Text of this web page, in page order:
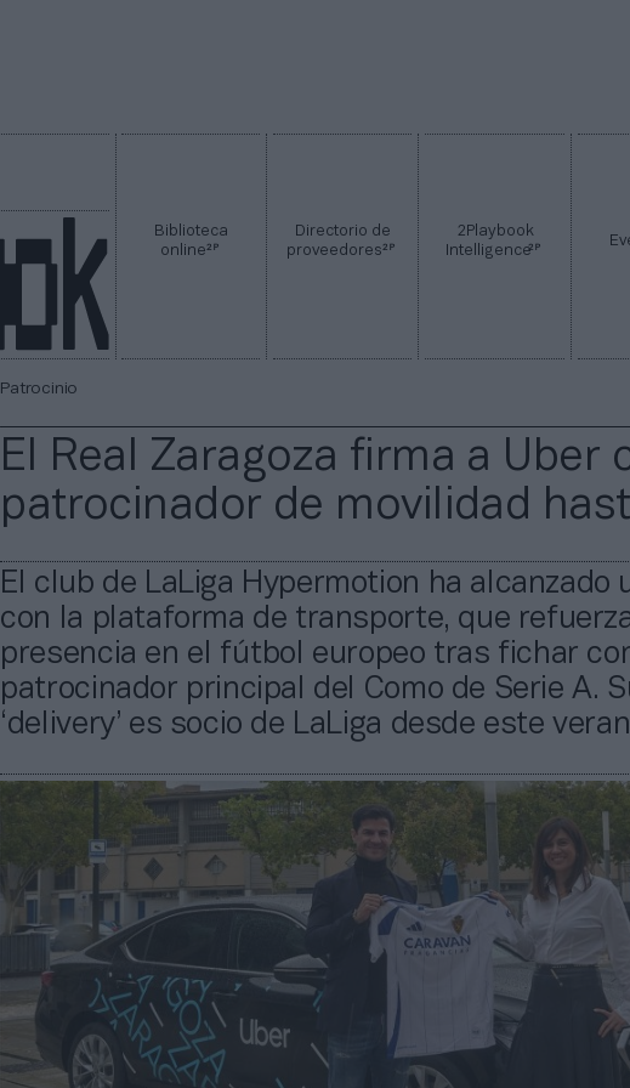
Biblioteca
online2P
Directorio de
proveedores2P
2Playbook
Intelligence2P
Patrocinio
El Real Zaragoza firma a Uber
patrocinador de movilidad
El club de LaLiga Hypermotion ha alcanzado
con la plataforma de transporte, que
presencia en el fútbol europeo tras fichar
patrocinador principal del Como de Serie A.
‘delivery’ es socio de LaLiga desde este